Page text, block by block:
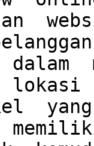
lokasi